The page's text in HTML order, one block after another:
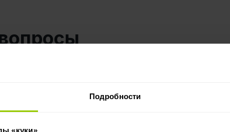
Подробности
«куки»